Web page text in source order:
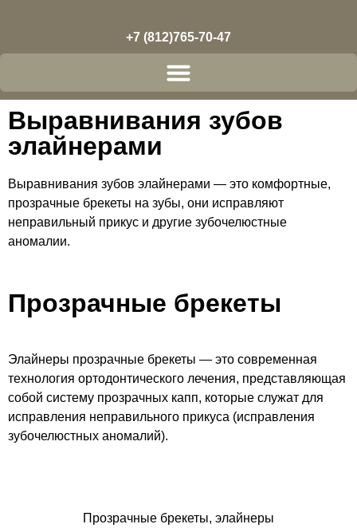
+7 (812)765-70-47
Выравнивания зубов
элайнерами
Выравнивания зубов элайнерами — это комфортные,
прозрачные брекеты на зубы, они исправляют
неправильный прикус и другие зубочелюстные
аномалии.
Прозрачные брекеты
Элайнеры прозрачные брекеты — это современная
технология ортодонтического лечения, представляющая
собой систему прозрачных капп, которые служат для
исправления неправильного прикуса (исправления
зубочелюстных аномалий).
Прозрачные брекеты, элайнеры